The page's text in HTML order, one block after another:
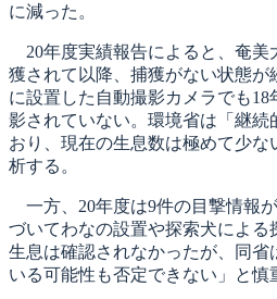
に減った。
20年度実績報告によると、奄美
獲されて以降、捕獲がない状態が
に設置した自動撮影カメラでも
影されていない。環境省は「継続
おり、現在の生息数は極めて少
析する。
一方、20年度は9件の目撃情報
づいてわなの設置や探索犬によ
生息は確認されなかったが、同省
いる可能性も否定できない」と慎